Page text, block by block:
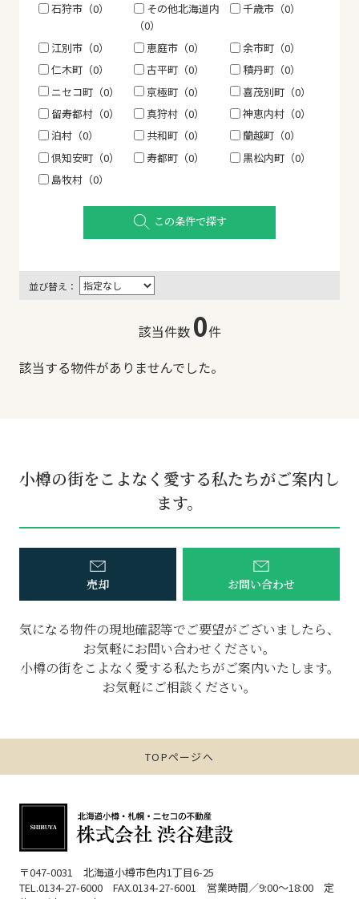
石狩市（0）
その他北海道内
（0）
千歳市（0）
江別市（0） 恵庭市（0）
余市町（0）
仁木町（0）
古平町（0）
積丹町（0）
ニセコ町（0）
京極町（0）
喜茂別町（0）
留寿都村（0）
真狩村（0）
神恵内村（0）
泊村（0）
共和町（0）
蘭越町（0）
倶知安町（0）
寿都町（0）
黒松内町（0）
島牧村（0）
この条件で探す
並び替え：
該当件数 0件
該当する物件がありませんでした。
小樽の街をこよなく愛する私たちがご案内し
ます。
売却 お問い合わせ
気になる物件の現地確認等でご要望がございましたら、
お気軽にお問い合わせください。
小樽の街をこよなく愛する私たちがご案内いたします。
お気軽にご相談ください。
TOPページへ
〒047-0031 北海道小樽市色内1丁目6-25
TEL.0134-27-6000 FAX.0134-27-6001 営業時間／9:00〜18:00 定